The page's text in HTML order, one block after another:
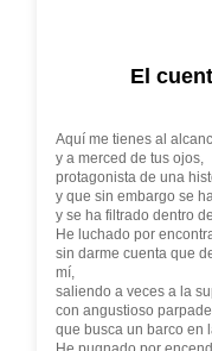
El
Aquí me tienes al
y a merced de tus ojos,
protagonista de una
y que sin embargo se
y se ha filtrado dentro
He luchado por
sin darme cuenta que
mí,
saliendo a veces a la
con angustioso
que busca un barco en